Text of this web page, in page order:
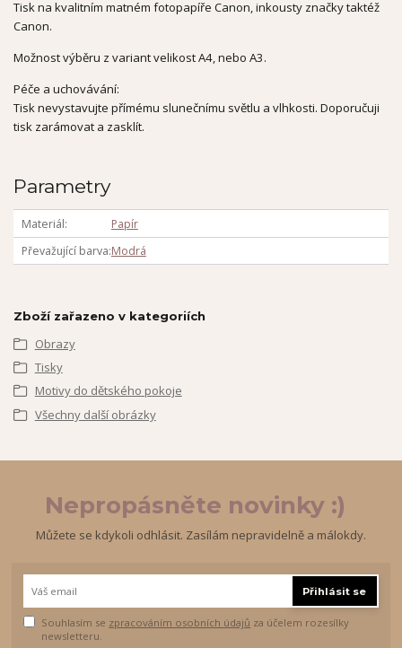
Tisk na kvalitním matném fotopapíře Canon, inkousty značky taktéž
Canon.
Možnost výběru z variant velikost A4, nebo A3.
Péče a uchovávání:
Tisk nevystavujte přímému slunečnímu světlu a vlhkosti. Doporučuji
tisk zarámovat a zasklít.
Parametry
Materiál
Papír
Převažující barva Modrá
Zboží zařazeno v kategoriích
Obrazy
Tisky
Motivy do dětského pokoje
Všechny další obrázky
Nepropásněte novinky :)
Můžete se kdykoli odhlásit. Zasílám nepravidelně a málokdy.
Přihlásit se
Souhlasím se zpracováním osobních údajů za účelem rozesílky
newsletteru.